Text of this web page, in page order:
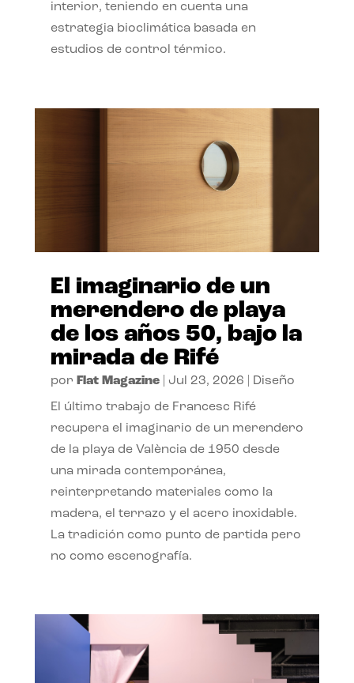
interior, teniendo en cuenta una
estrategia bioclimática basada en
estudios de control térmico.
El imaginario de un
merendero de playa
de los años 50, bajo la
mirada de Rifé
por Flat Magazine| Jul 23, 2026 Diseño
El último trabajo de Francesc Rifé
recupera el imaginario de un merendero
de la playa de València de 1950 desde
una mirada contemporánea,
reinterpretando materiales como la
madera, el terrazo y el acero inoxidable.
La tradición como punto de partida pero
no como escenografía.